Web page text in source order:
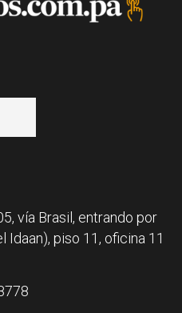
vía Brasil, entrando por
Idaan), piso 11, oficina 11